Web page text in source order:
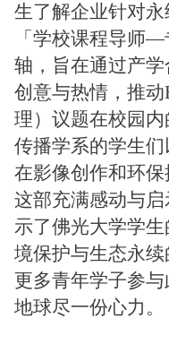
生了解企业针对
「学校课程导师
轴，旨在通过产
创意与热情，推
理）议题在校园
传播学系的学生
在影像创作和环保
这部充满感动与
示了佛光大学学
境保护与生态永
更多青年学子参
地球尽一份心力。